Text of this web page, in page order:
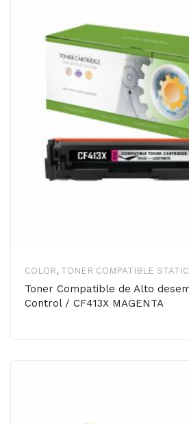
COLOR, TONER COMPATIBLE
Toner Compatible de Alto
Control / CF413X MAGENTA